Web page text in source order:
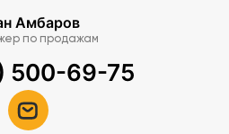
Амбаров
по продажам
500-69-75